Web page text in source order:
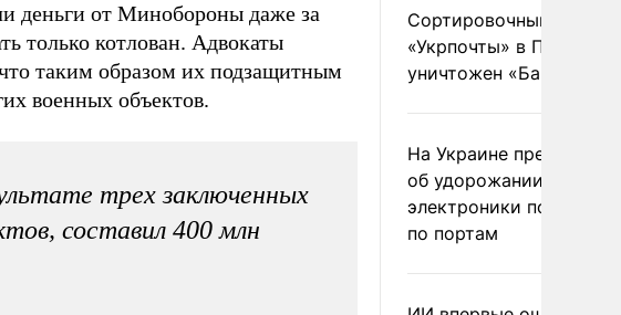
деньги от Минобороны даже за
только котлован. Адвокаты
таким образом их подзащитным
военных объектов.
трех заключенных
составил 400 млн
Сортировочный пункт
«Укрпочты» в
уничтожен
На Украине
об удорожании
электроники после
по портам